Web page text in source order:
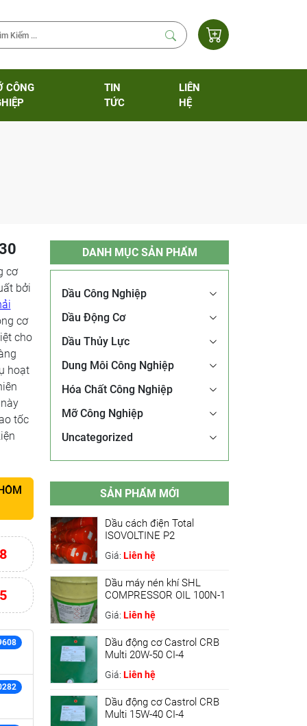
CÔNG
TIN
TỨC
LIÊN
HỆ
cơ
bởi
cơ
cho
hoạt
tốc
DANH MỤC SẢN PHẨM
Dầu Công Nghiệp
Dầu Động Cơ
Dầu Thủy Lực
Dung Môi Công Nghiệp
Hóa Chất Công Nghiệp
Mỡ Công Nghiệp
Uncategorized
SẢN PHẨM MỚI
Dầu cách điện Total
ISOVOLTINE P2
Giá: Liên hệ
Dầu máy nén khí SHL
COMPRESSOR OIL 100N-1
Giá: Liên hệ
Dầu động cơ Castrol CRB
Multi 20W-50 CI-4
Giá: Liên hệ
Dầu động cơ Castrol CRB
Multi 15W-40 CI-4